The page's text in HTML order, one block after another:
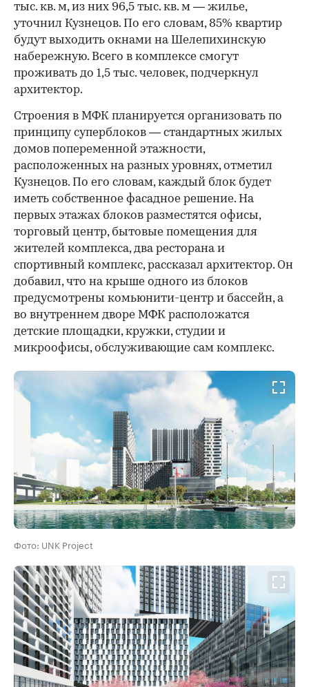
тыс. кв. м, из них 96,5 тыс. кв. м — жилье,
уточнил Кузнецов. По его словам, 85% квартир
будут выходить окнами на Шелепихинскую
набережную. Всего в комплексе смогут
проживать до 1,5 тыс. человек, подчеркнул
архитектор.
Строения в МФК планируется организовать по
принципу суперблоков — стандартных жилых
домов попеременной этажности,
расположенных на разных уровнях, отметил
Кузнецов. По его словам, каждый блок будет
иметь собственное фасадное решение. На
первых этажах блоков разместятся офисы,
торговый центр, бытовые помещения для
жителей комплекса, два ресторана и
спортивный комплекс, рассказал архитектор. Он
добавил, что на крыше одного из блоков
предусмотрены комьюнити-центр и бассейн, а
во внутреннем дворе МФК расположатся
детские площадки, кружки, студии и
микроофисы, обслуживающие сам комплекс.
Фото: UNK Project